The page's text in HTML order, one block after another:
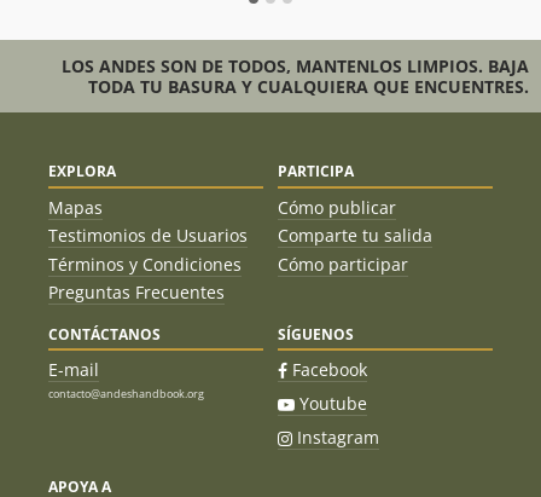
LOS ANDES SON DE TODOS, MANTENLOS LIMPIOS. BAJA
TODA TU BASURA Y CUALQUIERA QUE ENCUENTRES.
EXPLORA
Mapas
Testimonios de Usuarios
Términos y Condiciones
Preguntas Frecuentes
PARTICIPA
Cómo publicar
Comparte tu salida
Cómo participar
CONTÁCTANOS
E-mail
contacto@andeshandbook.org
SÍGUENOS
Facebook
Youtube
Instagram
APOYA A